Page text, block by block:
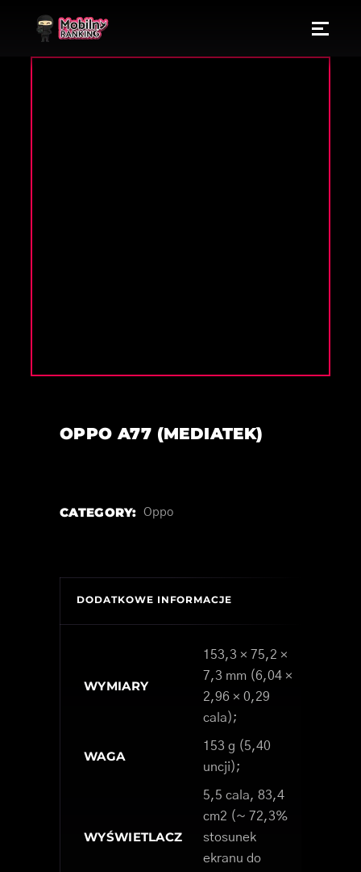
OPPO A77 (MEDIATEK)
CATEGORY: Oppo
DODATKOWE INFORMACJE
WYMIARY
153,3 × 75,2 ×
7,3 mm (6,04 ×
2,96 × 0,29
cala);
WAGA
153 g (5,40
uncji);
WYŚWIETLACZ
5,5 cala, 83,4
cm2 (~ 72,3%
stosunek
ekranu do